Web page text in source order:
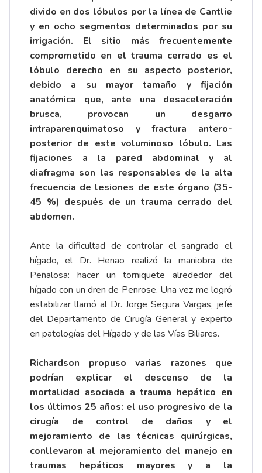
divido en dos lóbulos por la línea de Cantlie
y en ocho segmentos determinados por su
irrigación. El sitio más frecuentemente
comprometido en el trauma cerrado es el
lóbulo derecho en su aspecto posterior,
debido a su mayor tamaño y fijación
anatómica que, ante una desaceleración
brusca, provocan un desgarro
intraparenquimatoso y fractura antero-
posterior de este voluminoso lóbulo. Las
fijaciones a la pared abdominal y al
diafragma son las responsables de la alta
frecuencia de lesiones de este órgano (35-
45 %) después de un trauma cerrado del
abdomen.
Ante la dificultad de controlar el sangrado el
hígado, el Dr. Henao realizó la maniobra de
Peñalosa: hacer un torniquete alrededor del
hígado con un dren de Penrose. Una vez me logró
estabilizar llamó al Dr. Jorge Segura Vargas, jefe
del Departamento de Cirugía General y experto
en patologías del Hígado y de las Vías Biliares.
Richardson propuso varias razones que
podrían explicar el descenso de la
mortalidad asociada a trauma hepático en
los últimos 25 años: el uso progresivo de la
cirugía de control de daños y el
mejoramiento de las técnicas quirúrgicas,
conllevaron al mejoramiento del manejo en
traumas hepáticos mayores y a la